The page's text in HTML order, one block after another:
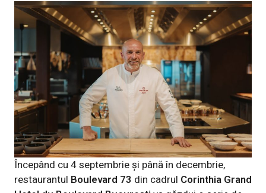
Începând cu 4 septembrie și până în decembrie,
restaurantul Boulevard 73 din cadrul Corinthia Grand